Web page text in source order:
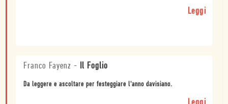
Leggi
Franco Fayenz - Il Foglio
Da leggere e ascoltare per festeggiare l'anno davisiano.